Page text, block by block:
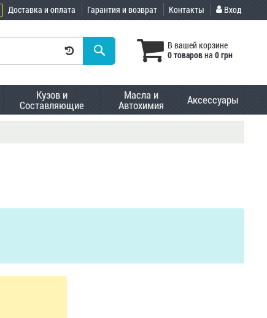
Доставка и оплата Гарантия и возврат Контакты Вход
В вашей корзине
0 товаровна 0 грн
Кузов и
Составляющие
Масла и
Автохимия Аксессуары